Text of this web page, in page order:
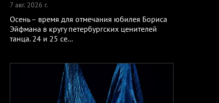
7 авг. 2026 г.
Осень – время для отмечания юбилея Бориса
Эйфмана в кругу петербургских ценителей
танца. 24 и 25 се...